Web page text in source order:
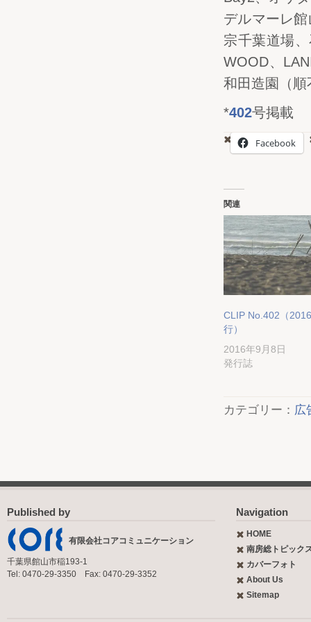
デルマーレ
宗千葉道場
WOOD、
和田造園（
*402号掲載
Facebook
関連
CLIP No.402（
行）
2016年9月8日
発行誌
カテゴリー： 広
Published by
有限会社コアコミュニケーション
千葉県館山市稲193-1
Tel: 0470-29-3350 Fax: 0470-29-3352
Navigation
HOME
南房総トピック
カバーフォト
About Us
Sitemap